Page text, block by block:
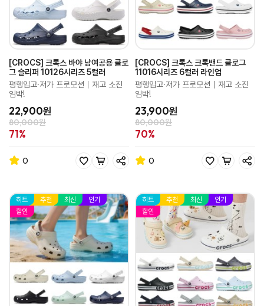
[CROCS] 크록스 바야 남여공용 클로
그 슬리퍼 10126시리즈 5컬러
평행입고·저가 프로모션｜재고 소진
임박!
22,900원
80,000원
71%
0
[CROCS] 크록스 크록밴드 클로그
11016시리즈 6컬러 라인업
평행입고·저가 프로모션｜재고 소진
임박!
23,900원
80,000원
70%
0
히트 추천 최신
인기
할인
히트 추천 최신
인기
할인